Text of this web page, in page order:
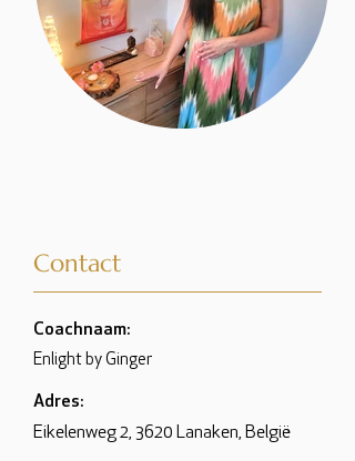
Contact
Coachnaam:
Enlight by Ginger
Adres:
Eikelenweg 2, 3620 Lanaken, België